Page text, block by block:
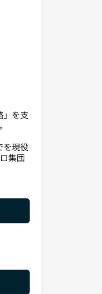
」を支
を現役
集団